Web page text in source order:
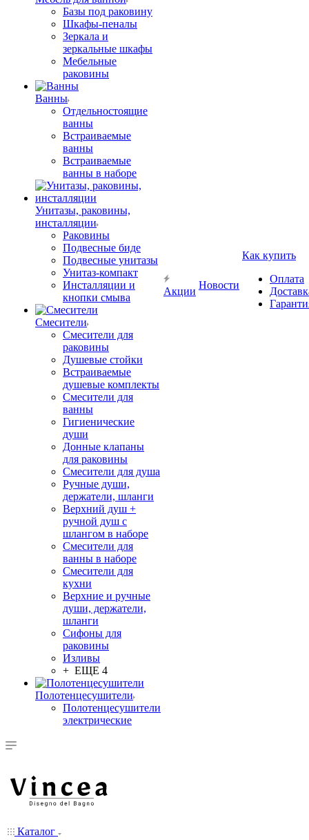
Базы под раковину
Шкафы-пеналы
Зеркала и
зеркальные шкафы
Мебельные
раковины
Ванны
Отдельностоящие
ванны
Встраиваемые
ванны
Встраиваемые
ванны в наборе
Унитазы, раковины,
инсталляции
Раковины
Подвесные биде
Подвесные унитазы
Унитаз-компакт
Инсталляции и
кнопки смыва
Смесители
Смесители для
раковины
Душевые стойки
Встраиваемые
душевые комплекты
Смесители для
ванны
Гигиенические
души
Донные клапаны
для раковины
Смесители для душа
Ручные души,
держатели, шланги
Верхний душ +
ручной душ с
шлангом в наборе
Смесители для
ванны в наборе
Смесители для
кухни
Верхние и ручные
души, держатели,
шланги
Сифоны для
раковины
Изливы
+ ЕЩЕ 4
Полотенцесушители
Полотенцесушители
электрические
Акции
Новости
Как купить
Оплата
Каталог